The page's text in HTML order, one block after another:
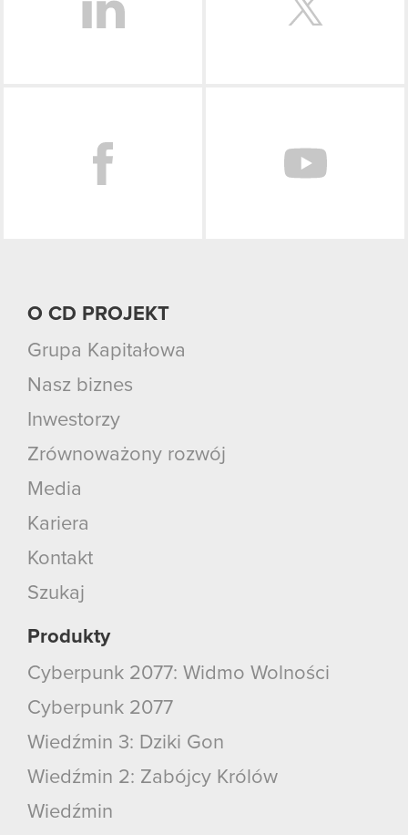
O CD PROJEKT
Grupa Kapitałowa
Nasz biznes
Inwestorzy
Zrównoważony rozwój
Media
Kariera
Kontakt
Szukaj
Produkty
Cyberpunk 2077: Widmo Wolności
Cyberpunk 2077
Wiedźmin 3: Dziki Gon
Wiedźmin 2: Zabójcy Królów
Wiedźmin